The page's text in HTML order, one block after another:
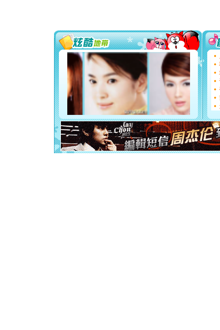
[圣诞节]
你太多，
要平安
[圣诞节]
能正大
都要快乐
[圣诞节]
如意,快
[元旦]
看
断电。
你是我
[元旦]如
起；二是
离。水晶
[元旦]当
泣，这痛